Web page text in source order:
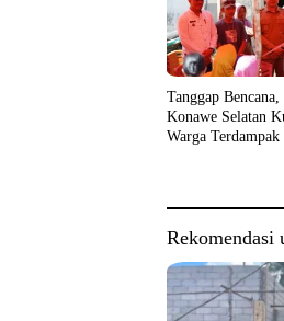
Tanggap
Konawe Selatan
Warga Terdampak
Rekomendasi